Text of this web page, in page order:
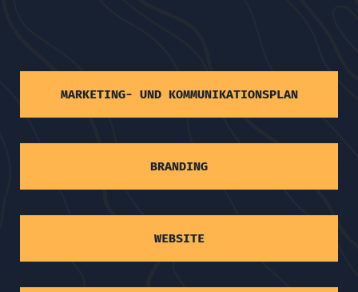
MARKETING- UND KOMMUNIKATIONSPLAN
BRANDING
WEBSITE